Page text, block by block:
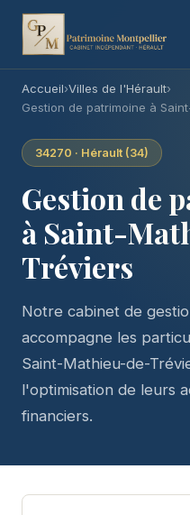
Accueil›Villes de l'Hérault›
Gestion de patrimoine à
34270 · Hérault (34)
Gestion de
à Saint-
Tréviers
Notre cabinet de
accompagne les
Saint-Mathieu-de-
l'optimisation de leurs
financiers.